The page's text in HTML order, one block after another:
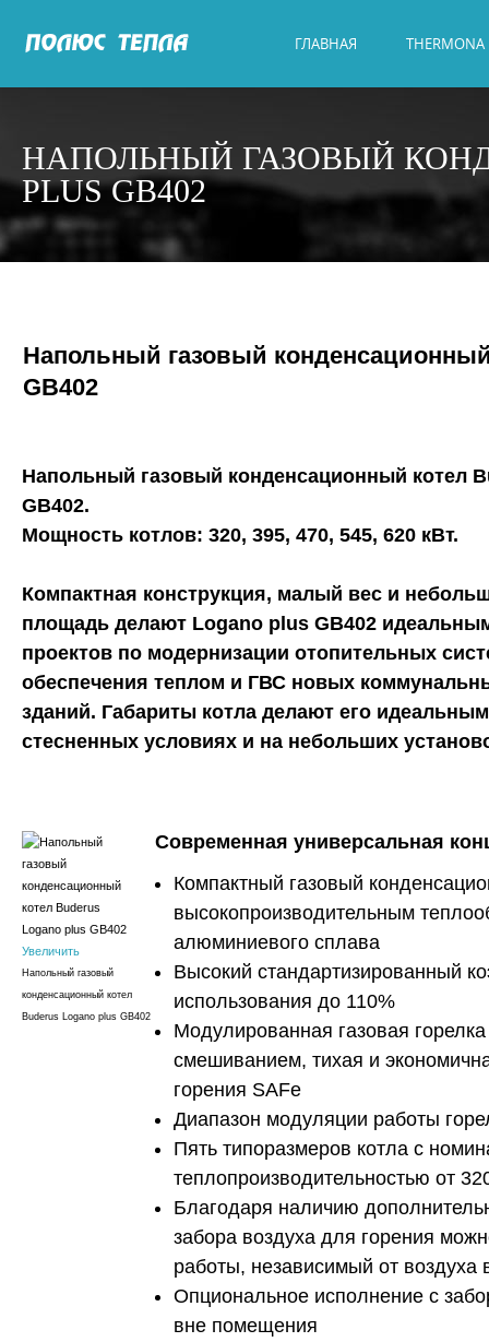
ГЛАВНАЯ THERMONA
НАПОЛЬНЫЙ ГАЗОВЫЙ
PLUS GB402
Напольный газовый
GB402
Напольный газовый конденсационный котел
GB402.
Мощность котлов: 320, 395, 470, 545, 620 кВт.
Компактная конструкция, малый вес и
площадь делают Logano plus GB402
проектов по модернизации отопительных
обеспечения теплом и ГВС новых
зданий. Габариты котла делают его
стесненных условиях и на небольших
Увеличить
Напольный газовый
конденсационный котел
Buderus Logano plus GB402
Современная универсальная
Компактный газовый
высокопроизводительным
алюминиевого сплава
Высокий стандартизированный
использования до 110%
Модулированная газовая
смешиванием, тихая и
горения SAFe
Диапазон модуляции работы
Пять типоразмеров котла с
теплопроизводительностью от
Благодаря наличию
забора воздуха для горения
работы, независимый от
Опциональное исполнение с
вне помещения